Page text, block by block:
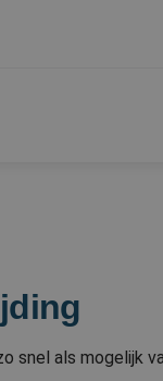
snel als mogelijk